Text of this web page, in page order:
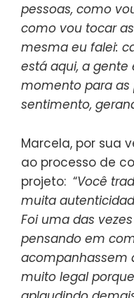
pessoas, como
como vou tocar
mesma eu falei:
está aqui, a
momento para as
sentimento,
Marcela, por sua
ao processo de
projeto: “Você
muita
Foi uma das
pensando em
acompanhassem
muito legal